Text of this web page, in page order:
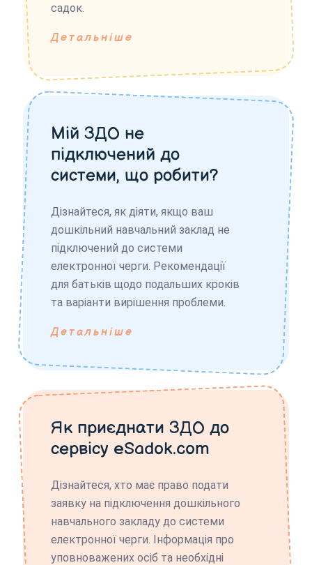
садок.
Детальніше
Мій ЗДО не
підключений до
системи, що робити?
Дізнайтеся, як діяти, якщо ваш
дошкільний навчальний заклад не
підключений до системи
електронної черги. Рекомендації
для батьків щодо подальших кроків
та варіанти вирішення проблеми.
Детальніше
Як приєднати ЗДО до
сервісу eSadok.com
Дізнайтеся, хто має право подати
заявку на підключення дошкільного
навчального закладу до системи
електронної черги. Інформація про
уповноважених осіб та необхідні